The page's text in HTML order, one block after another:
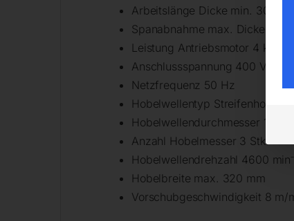
Arbeitslänge Dicke min. 300 mm
Spanabnahme max. Dicke 5 mm
Leistung Antriebsmotor 4 kW
Anschlussspannung 400 V
Netzfrequenz 50 Hz
Hobelwellentyp
Hobelwellendurchmesser 100
Anzahl Hobelmesser 3 Stk.
Hobelwellendrehzahl 4600
Hobelbreite max. 320 mm
Vorschubgeschwindigkeit 8 m/